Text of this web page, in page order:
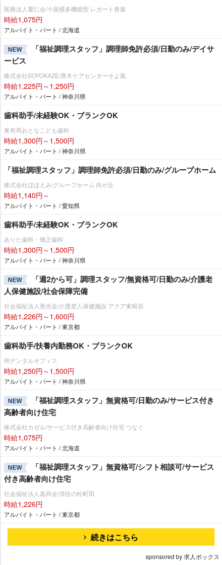
医療法人重仁会/小規模多機能型 レガート青葉
時給1,075円
アルバイト・パート / 北海道
NEW
「福祉調理スタッフ」調理師免許必須/日勤のみ/デイサ
ービス
株式会社SOYOKAZE/厚木ケアセンターそよ風
時給1,225円～1,250円
アルバイト・パート / 神奈川県
歯科助手/未経験OK・ブランクOK
東有馬おとなこども歯科
時給1,300円～1,500円
アルバイト・パート / 神奈川県
「福祉調理スタッフ」調理師免許必須/日勤のみ/グループホーム
株式会社ほほえみ/グループホーム 向が丘
時給1,140円～
アルバイト・パート / 愛知県
歯科助手/未経験OK・ブランクOK
ありた歯科・矯正歯科
時給1,300円～1,500円
アルバイト・パート / 神奈川県
NEW
「週2から可」調理スタッフ/無資格可/日勤のみ/介護老
人保健施設/社会保障完備
社会福祉法人善光会/介護老人保健施設 アクア東糀谷
時給1,226円～1,600円
アルバイト・パート / 東京都
歯科助手/扶養内勤務OK・ブランクOK
州デンタルオフィス
時給1,250円～1,500円
アルバイト・パート / 神奈川県
NEW
「福祉調理スタッフ」無資格可/日勤のみ/サービス付き
高齢者向け住宅
株式会社カゼル/サービス付き高齢者向け住宅 つなぐ
時給1,075円
アルバイト・パート / 北海道
NEW
「福祉調理スタッフ」無資格可/シフト相談可/サービス
付き高齢者向け住宅
社会福祉法人嘉祥会/清住の杜町田
時給1,226円
アルバイト・パート / 東京都
続きはこちら
sponsored by 求人ボックス